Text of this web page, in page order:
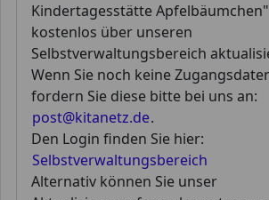
Kindertagesstätte
kostenlos über unseren
Selbstverwaltungsbereich
Wenn Sie noch keine
fordern Sie diese bitte bei uns an:
post@kitanetz.de.
Den Login finden Sie hier:
Selbstverwaltungsbereich
Alternativ können Sie unser